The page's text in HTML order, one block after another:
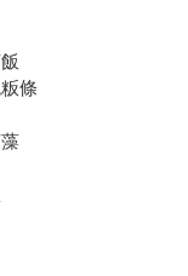
條